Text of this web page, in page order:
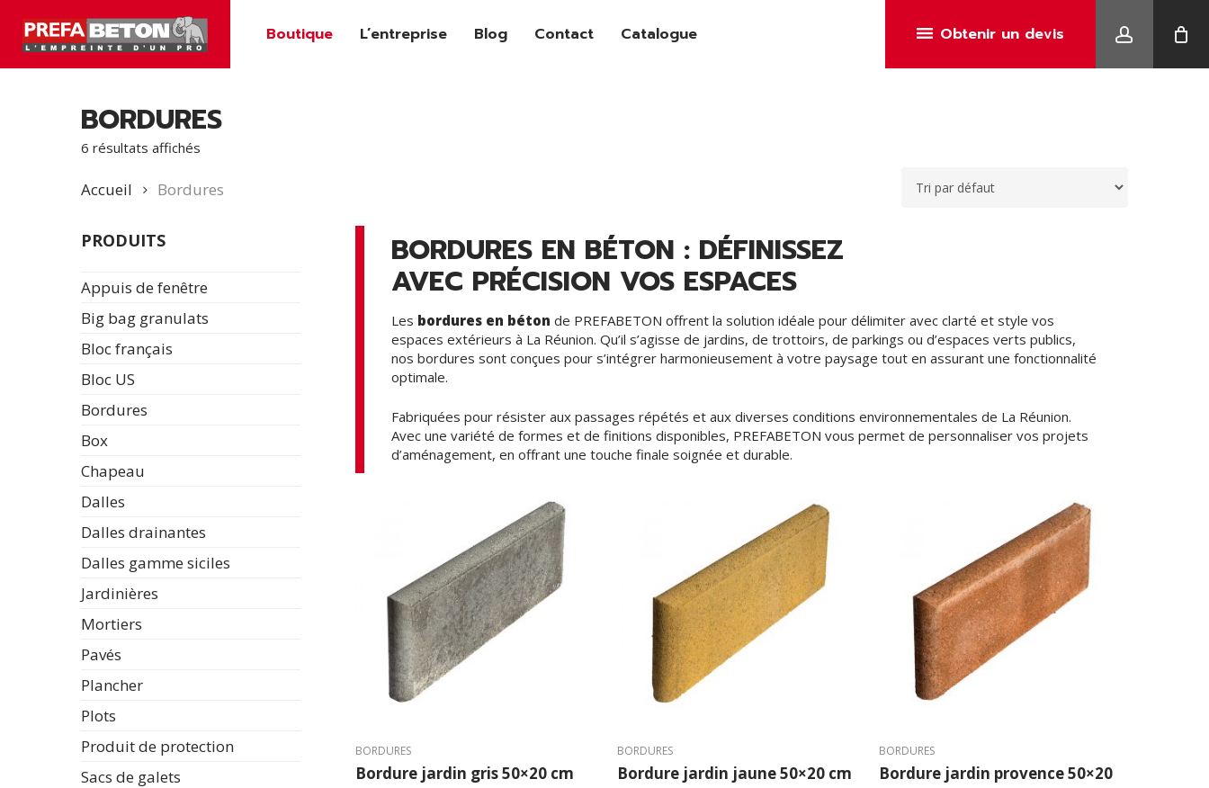
Boutique L’entreprise Blog Contact Catalogue Obtenir un devis
BORDURES
6 résultats affichés
Accueil Bordures
PRODUITS
Appuis de fenêtre
Big bag granulats
Bloc français
Bloc US
Bordures
Box
Chapeau
Dalles
Dalles drainantes
Dalles gamme siciles
Jardinières
Mortiers
Pavés
Plancher
Plots
Produit de protection
Sacs de galets
BORDURES EN BÉTON : DÉFINISSEZ
AVEC PRÉCISION VOS ESPACES
Les bordures en béton de PREFABETON offrent la solution idéale pour délimiter avec clarté et style vos
espaces extérieurs à La Réunion. Qu’il s’agisse de jardins, de trottoirs, de parkings ou d’espaces verts publics,
nos bordures sont conçues pour s’intégrer harmonieusement à votre paysage tout en assurant une fonctionnalité
optimale.
Fabriquées pour résister aux passages répétés et aux diverses conditions environnementales de La Réunion.
Avec une variété de formes et de finitions disponibles, PREFABETON vous permet de personnaliser vos projets
d’aménagement, en offrant une touche finale soignée et durable.
BORDURES
Bordure jardin gris 50×20 cm
BORDURES
Bordure jardin jaune 50×20 cm
BORDURES
Bordure jardin provence 50×20